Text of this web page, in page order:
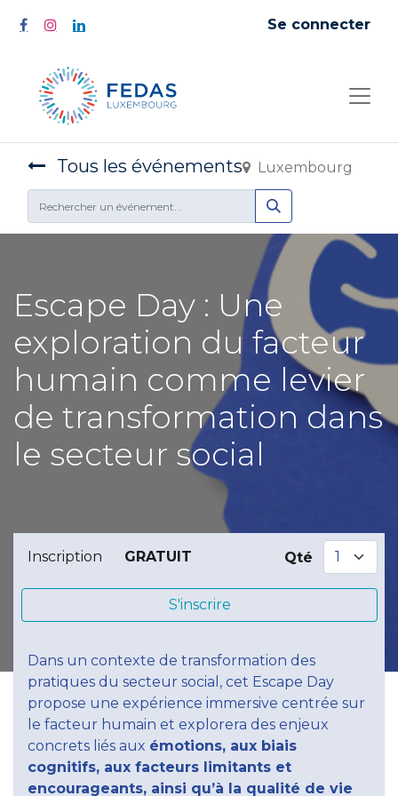
Se connecter
Tous les événements Luxembourg
Escape Day : Une
exploration du facteur
humain comme levier
de transformation dans
le secteur social
Inscription GRATUIT Qté
S'inscrire
Dans un contexte de transformation des
pratiques du secteur social, cet Escape Day
propose une expérience immersive centrée sur
le facteur humain et explorera des enjeux
concrets liés aux émotions, aux biais
cognitifs, aux facteurs limitants et
encourageants, ainsi qu’à la qualité de vie